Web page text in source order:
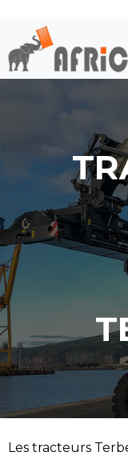
Les tracteurs